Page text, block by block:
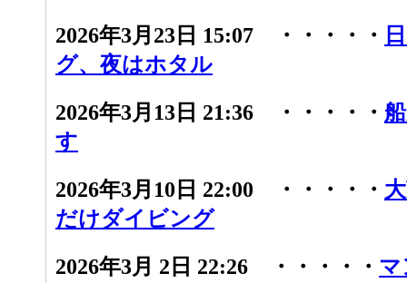
2026年3月23日 15:07 ・・・・・
グ、夜はホタル
2026年3月13日 21:36 ・・・・・
す
2026年3月10日 22:00 ・・・・・
だけダイビング
2026年3月 2日 22:26 ・・・・・ マ